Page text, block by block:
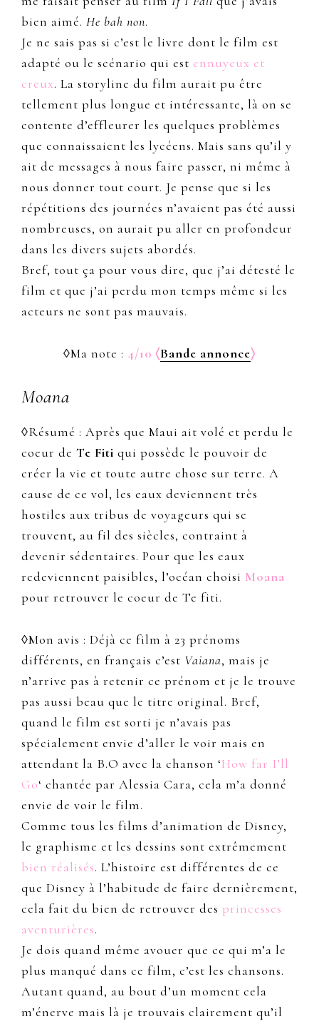
bien aimé. He bah non.
Je ne sais pas si c’est le livre dont le film est
adapté ou le scénario qui est ennuyeux et
creux. La storyline du film aurait pu être
tellement plus longue et intéressante, là on se
contente d’effleurer les quelques problèmes
que connaissaient les lycéens. Mais sans qu’il y
ait de messages à nous faire passer, ni même à
nous donner tout court. Je pense que si les
répétitions des journées n’avaient pas été aussi
nombreuses, on aurait pu aller en profondeur
dans les divers sujets abordés.
Bref, tout ça pour vous dire, que j’ai détesté le
film et que j’ai perdu mon temps même si les
acteurs ne sont pas mauvais.
◊Ma note : 4/10 〈Bande annonce〉
Moana
◊Résumé : Après que Maui ait volé et perdu le
coeur de Te Fiti qui possède le pouvoir de
créer la vie et toute autre chose sur terre. A
cause de ce vol, les eaux deviennent très
hostiles aux tribus de voyageurs qui se
trouvent, au fil des siècles, contraint à
devenir sédentaires. Pour que les eaux
redeviennent paisibles, l’océan choisi Moana
pour retrouver le coeur de Te fiti.
◊Mon avis : Déjà ce film à 23 prénoms
différents, en français c’est Vaiana, mais je
n’arrive pas à retenir ce prénom et je le trouve
pas aussi beau que le titre original. Bref,
quand le film est sorti je n’avais pas
spécialement envie d’aller le voir mais en
attendant la B.O avec la chanson ‘How far I’ll
Go‘ chantée par Alessia Cara, cela m’a donné
envie de voir le film.
Comme tous les films d’animation de Disney,
le graphisme et les dessins sont extrêmement
bien réalisés. L’histoire est différentes de ce
que Disney à l’habitude de faire dernièrement,
cela fait du bien de retrouver des princesses
aventurières.
Je dois quand même avouer que ce qui m’a le
plus manqué dans ce film, c’est les chansons.
Autant quand, au bout d’un moment cela
m’énerve mais là je trouvais clairement qu’il